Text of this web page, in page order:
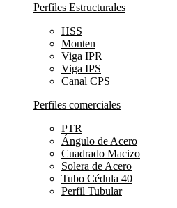
Perfiles Estructurales
HSS
Monten
Viga IPR
Viga IPS
Canal CPS
Perfiles comerciales
PTR
Ángulo de Acero
Cuadrado Macizo
Solera de Acero
Tubo Cédula 40
Perfil Tubular